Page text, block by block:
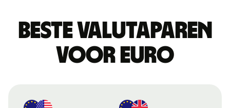
Beste valutaparen
voor euro